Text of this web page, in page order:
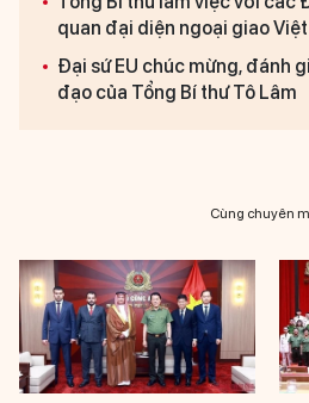
quan đại diện ngoại giao
Đại sứ EU chúc mừng, đánh
đạo của Tổng Bí thư Tô Lâm
Cùng chuyên